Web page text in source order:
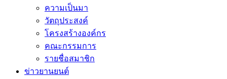
ความเป็นมา
วัตถุประสงค์
โครงสร้างองค์กร
คณะกรรมการ
รายชื่อสมาชิก
ข่าวยานยนต์